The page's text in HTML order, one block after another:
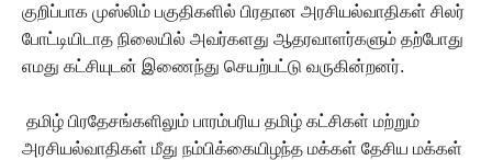
குறிப்பாக முஸ்லிம் பகுதிகளில் பிரதான அரசியல்வாதிகள் சிலர்
போட்டியிடாத நிலையில் அவர்களது ஆதரவாளர்களும் தற்போது
எமது கட்சியுடன் இணைந்து செயற்பட்டு வருகின்றனர்.
தமிழ் பிரதேசங்களிலும் பாரம்பரிய தமிழ் கட்சிகள் மற்றும்
அரசியல்வாதிகள் மீது நம்பிக்கையிழந்த மக்கள் தேசிய மக்கள்